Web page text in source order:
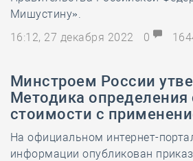
Мишустину».
16:12, 27 декабря 2022
0
Минстроем России
Методика определения
стоимости с
На официальном интернет-
информации опубликован